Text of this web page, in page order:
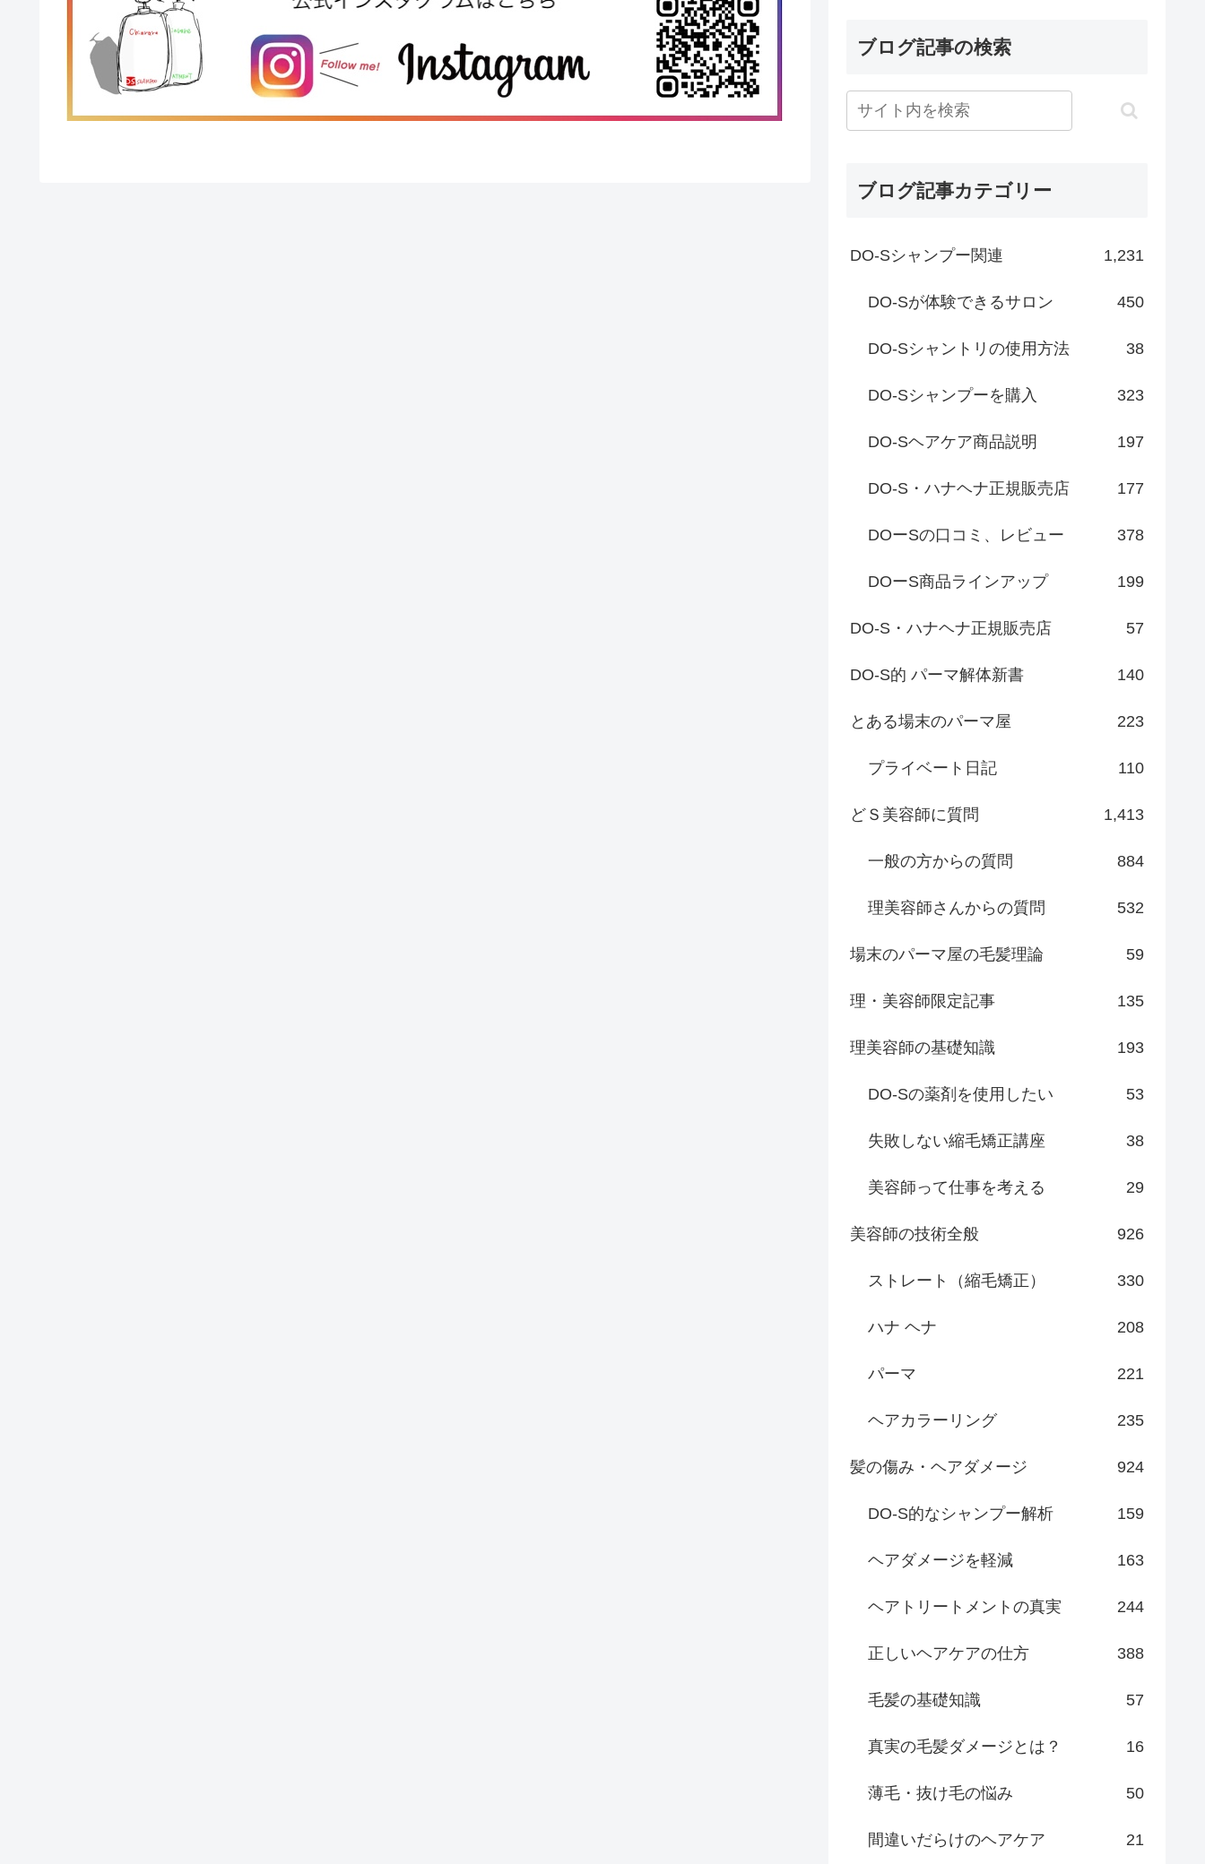
ブログ記事の検索
ブログ記事カテゴリー
DO-Sシャンプー関連 1,231
DO-Sが体験できるサロン 450
DO-Sシャントリの使用方法 38
DO-Sシャンプーを購入 323
DO-Sヘアケア商品説明 197
DO-S・ハナヘナ正規販売店 177
DOーSの口コミ、レビュー 378
DOーS商品ラインアップ 199
DO-S・ハナヘナ正規販売店 57
DO-S的 パーマ解体新書 140
とある場末のパーマ屋 223
プライベート日記 110
どＳ美容師に質問 1,413
一般の方からの質問 884
理美容師さんからの質問 532
場末のパーマ屋の毛髪理論 59
理・美容師限定記事 135
理美容師の基礎知識 193
DO-Sの薬剤を使用したい 53
失敗しない縮毛矯正講座 38
美容師って仕事を考える 29
美容師の技術全般 926
ストレート（縮毛矯正） 330
ハナ ヘナ 208
パーマ 221
ヘアカラーリング 235
髪の傷み・ヘアダメージ 924
DO-S的なシャンプー解析 159
ヘアダメージを軽減 163
ヘアトリートメントの真実 244
正しいヘアケアの仕方 388
毛髪の基礎知識 57
真実の毛髪ダメージとは？ 16
薄毛・抜け毛の悩み 50
間違いだらけのヘアケア 21